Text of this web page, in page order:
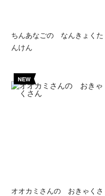
ちんあなごの なんきょくた
んけん
NEW
オオカミさんの おきゃくさ